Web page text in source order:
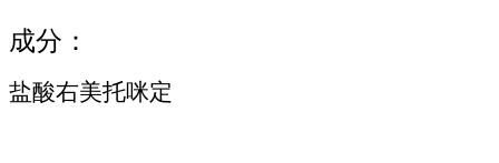
成分：
盐酸右美托咪定